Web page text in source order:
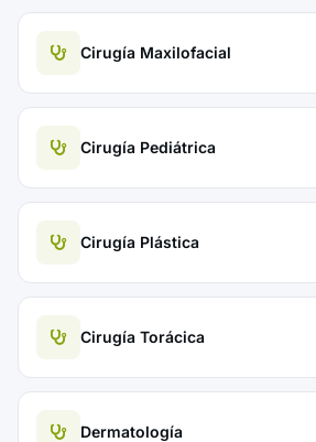
Cirugía Maxilofacial
Cirugía Pediátrica
Cirugía Plástica
Cirugía Torácica
Dermatología